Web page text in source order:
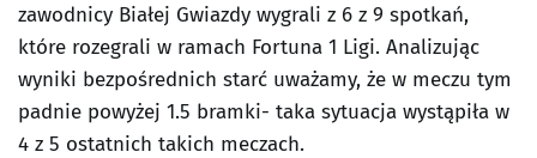
zawodnicy Białej Gwiazdy wygrali z 6 z 9 spotkań,
które rozegrali w ramach Fortuna 1 Ligi. Analizując
wyniki bezpośrednich starć uważamy, że w meczu tym
padnie powyżej 1.5 bramki- taka sytuacja wystąpiła w
4 z 5 ostatnich takich meczach.